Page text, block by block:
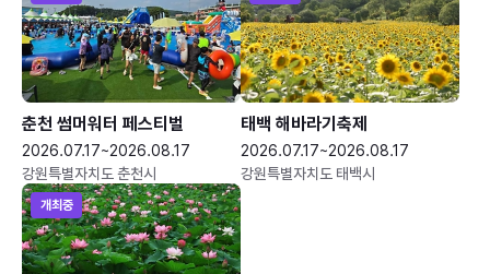
춘천 썸머워터 페스티벌
2026.07.17~2026.08.17
강원특별자치도 춘천시
태백 해바라기축제
2026.07.17~2026.08.17
강원특별자치도 태백시
개최중